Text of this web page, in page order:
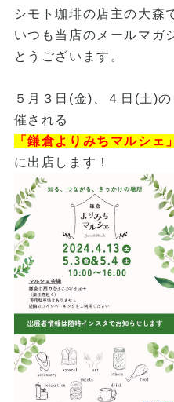
シモト珈琲の店主の大森
いつも当店のメールマガ
とうございます。
５月３日(金)、４日(土)
催される
「鎌倉よりみちマルシェ」
に出店します！